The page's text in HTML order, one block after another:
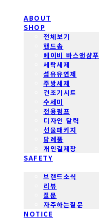
ABOUT
SHOP
전체보기
핸드솝
베이비 바스앤샴푸
세탁세제
섬유유연제
주방세제
건조기시트
수세미
전용펌프
디자인 달력
선물패키지
답례품
개인결제창
SAFETY
브랜드소식
리뷰
질문
자주하는질문
NOTICE